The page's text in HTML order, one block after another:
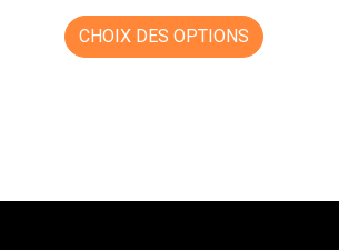
CHOIX DES OPTIONS